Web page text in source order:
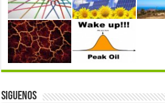
Siguenos